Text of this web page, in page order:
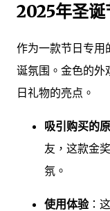
2025年圣诞
作为一款节日专用
诞氛围。金色的外
日礼物的亮点。
吸引购买的
友，这款金
氛。
使用体验：